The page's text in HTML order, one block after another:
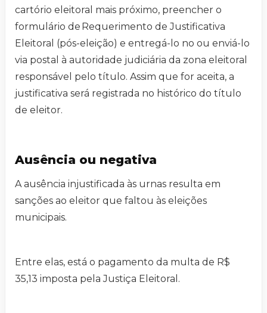
cartório eleitoral mais próximo, preencher o
formulário de Requerimento de Justificativa
Eleitoral (pós-eleição) e entregá-lo no ou enviá-lo
via postal à autoridade judiciária da zona eleitoral
responsável pelo título. Assim que for aceita, a
justificativa será registrada no histórico do título
de eleitor.
Ausência ou negativa
A ausência injustificada às urnas resulta em
sanções ao eleitor que faltou às eleições
municipais.
Entre elas, está o pagamento da multa de R$
35,13 imposta pela Justiça Eleitoral.